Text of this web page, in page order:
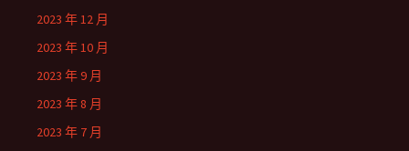
2023 年 12 月
2023 年 10 月
2023 年 9 月
2023 年 8 月
2023 年 7 月